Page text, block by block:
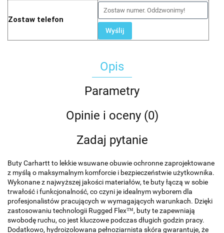
Zostaw telefon
Wyślij
Opis
Parametry
Opinie i oceny (0)
Zadaj pytanie
Buty Carhartt to lekkie wsuwane obuwie ochronne zaprojektowane
z myślą o maksymalnym komforcie i bezpieczeństwie użytkownika.
Wykonane z najwyższej jakości materiałów, te buty łączą w sobie
trwałość i funkcjonalność, co czyni je idealnym wyborem dla
profesjonalistów pracujących w wymagających warunkach. Dzięki
zastosowaniu technologii Rugged Flex™, buty te zapewniają
swobodę ruchu, co jest kluczowe podczas długich godzin pracy.
Dodatkowo, hydroizolowana pełnoziarnista skóra gwarantuje, że